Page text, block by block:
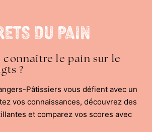
du Pain
connaître le pain sur le
?
Pâtissiers vous défient avec un
vos connaissances, découvrez des
et comparez vos scores avec